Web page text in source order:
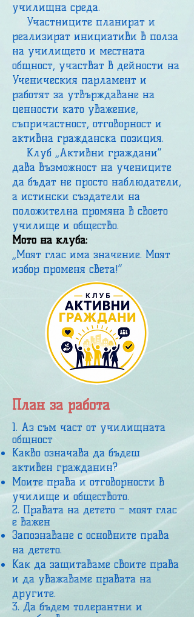
училищна среда.
Участниците планират и
реализират инициативи в полза
на училището и местната
общност, участват в дейности на
Ученическия парламент и
работят за утвърждаване на
ценности като уважение,
съпричастност, отговорност и
активна гражданска позиция.
Клуб „Активни граждани“
дава възможност на учениците
да бъдат не просто наблюдатели,
а истински създатели на
положителна промяна в своето
училище и общество.
Мото на клуба:
„Моят глас има значение. Моят
избор променя света!“
План за работа
1. Аз съм част от училищната
общност
Какво означава да бъдеш
активен гражданин?
Моите права и отговорности в
училище и обществото.
2. Правата на детето – моят глас
е важен
Запознаване с основните права
на детето.
Как да защитаваме своите права
и да уважаваме правата на
другите.
3. Да бъдем толерантни и